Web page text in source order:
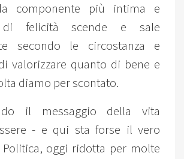
componente più intima e
di felicità scende e sale
secondo le circostanza e
valorizzare quanto di bene e
diamo per scontato.
il messaggio della vita
- e qui sta forse il vero
oggi ridotta per molte